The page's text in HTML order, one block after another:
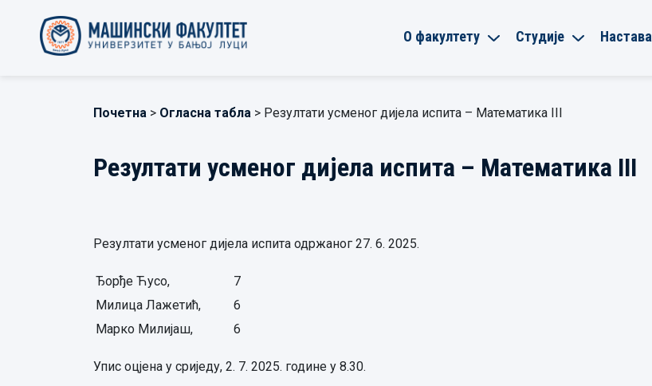
О факултету Студије Настава
Почетна > Огласна табла > Резултати усменог дијела испита – Математика III
Резултати усменог дијела испита – Математика III
Резултати усменог дијела испита одржаног 27. 6. 2025.
Ђорђе Ћусо,
7
Милица Лажетић,
6
Марко Милијаш,
6
Упис оцјена у сриједу, 2. 7. 2025. године у 8.30.